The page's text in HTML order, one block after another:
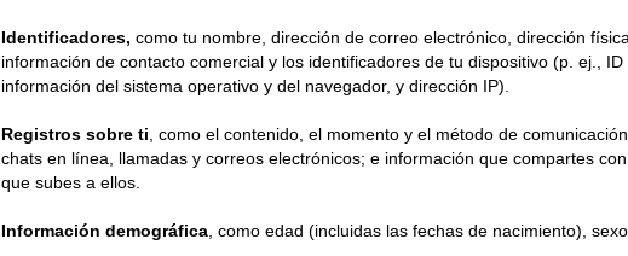
Identificadores,como tu nombre, dirección de correo electrónico, dirección
información de contacto comercial y los identificadores de tu dispositivo (p. ej., ID
información del sistema operativo y del navegador, y dirección IP).
Registros sobre ti , como el contenido, el momento y el método de
chats en línea, llamadas y correos electrónicos; e información que compartes
que subes a ellos.
Información demográfica , como edad (incluidas las fechas de nacimiento),